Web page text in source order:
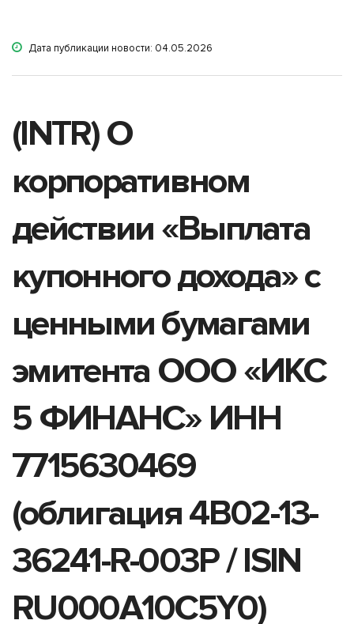
Дата публикации новости: 04.05.2026
(INTR) О
корпоративном
действии «Выплата
купонного дохода» с
ценными бумагами
эмитента ООО «ИКС
5 ФИНАНС» ИНН
7715630469
(облигация 4B02-13-
36241-R-003P / ISIN
RU000A10C5Y0)